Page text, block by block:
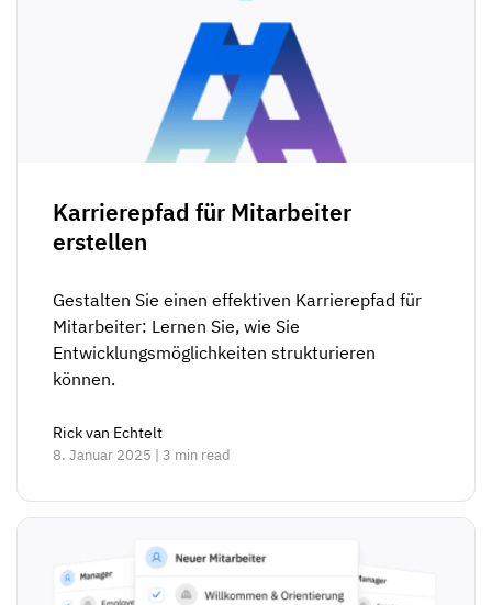
Karrierepfad für Mitarbeiter
erstellen
Gestalten Sie einen effektiven Karrierepfad für
Mitarbeiter: Lernen Sie, wie Sie
Entwicklungsmöglichkeiten strukturieren
können.
Rick van Echtelt
8. Januar 2025 | 3 min read